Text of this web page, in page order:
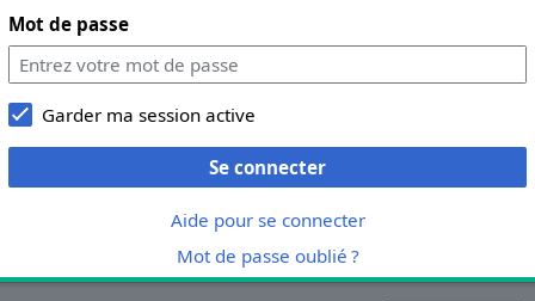
Mot de passe
Garder ma session active
Se connecter
Aide pour se connecter
Mot de passe oublié ?